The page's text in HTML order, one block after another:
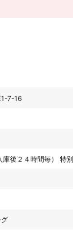
7-16
庫後２４時間毎） 特